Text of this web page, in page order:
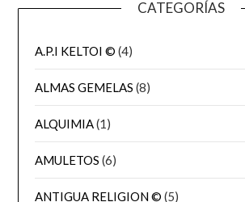
CATEGORÍAS
A.P.I KELTOI © (4)
ALMAS GEMELAS (8)
ALQUIMIA(1)
AMULETOS (6)
ANTIGUA RELIGION © (5)